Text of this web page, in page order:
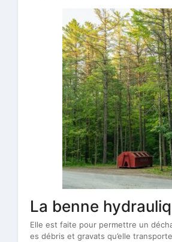
La benne
Elle est faite pour permettre un
es débris et gravats qu’elle